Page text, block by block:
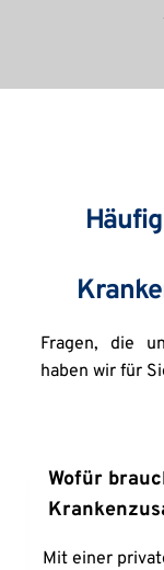
Fragen, die
haben wir für
Wofür
Mit einer